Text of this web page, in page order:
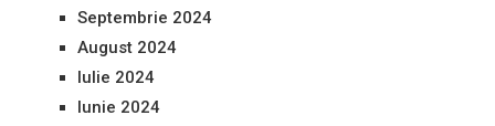
Septembrie 2024
August 2024
Iulie 2024
Iunie 2024